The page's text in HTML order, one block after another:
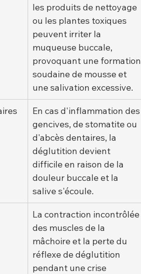
les produits de nettoyage
ou les plantes toxiques
peuvent irriter la
muqueuse buccale,
provoquant une formation
soudaine de mousse et
une salivation excessive.
En cas d'inflammation des
gencives, de stomatite ou
d'abcès dentaires, la
déglutition devient
difficile en raison de la
douleur buccale et la
salive s'écoule.
La contraction incontrôlée
des muscles de la
mâchoire et la perte du
réflexe de déglutition
pendant une crise